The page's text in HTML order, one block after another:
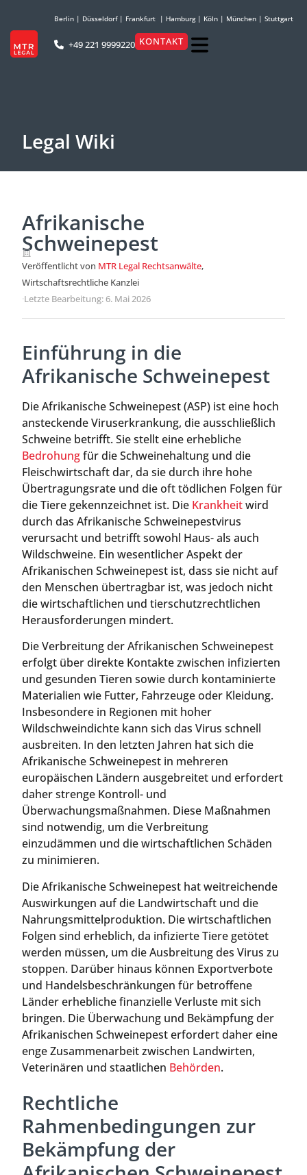
Berlin | Düsseldorf| Frankfurt | Hamburg| Köln | München | Stuttgart
+49 221 9999220 KONTAKT
Legal Wiki
Afrikanische
Schweinepest
Veröffentlicht von MTR Legal Rechtsanwälte,
Wirtschaftsrechtliche Kanzlei
·Letzte Bearbeitung: 6. Mai 2026
Einführung in die
Afrikanische Schweinepest
Die Afrikanische Schweinepest (ASP) ist eine hoch
ansteckende Viruserkrankung, die ausschließlich
Schweine betrifft. Sie stellt eine erhebliche
Bedrohungfür die Schweinehaltung und die
Fleischwirtschaft dar, da sie durch ihre hohe
Übertragungsrate und die oft tödlichen Folgen für
die Tiere gekennzeichnet ist. Die Krankheitwird
durch das Afrikanische Schweinepestvirus
verursacht und betrifft sowohl Haus- als auch
Wildschweine. Ein wesentlicher Aspekt der
Afrikanischen Schweinepest ist, dass sie nicht auf
den Menschen übertragbar ist, was jedoch nicht
die wirtschaftlichen und tierschutzrechtlichen
Herausforderungen mindert.
Die Verbreitung der Afrikanischen Schweinepest
erfolgt über direkte Kontakte zwischen infizierten
und gesunden Tieren sowie durch kontaminierte
Materialien wie Futter, Fahrzeuge oder Kleidung.
Insbesondere in Regionen mit hoher
Wildschweindichte kann sich das Virus schnell
ausbreiten. In den letzten Jahren hat sich die
Afrikanische Schweinepest in mehreren
europäischen Ländern ausgebreitet und erfordert
daher strenge Kontroll- und
Überwachungsmaßnahmen. Diese Maßnahmen
sind notwendig, um die Verbreitung
einzudämmen und die wirtschaftlichen Schäden
zu minimieren.
Die Afrikanische Schweinepest hat weitreichende
Auswirkungen auf die Landwirtschaft und die
Nahrungsmittelproduktion. Die wirtschaftlichen
Folgen sind erheblich, da infizierte Tiere getötet
werden müssen, um die Ausbreitung des Virus zu
stoppen. Darüber hinaus können Exportverbote
und Handelsbeschränkungen für betroffene
Länder erhebliche finanzielle Verluste mit sich
bringen. Die Überwachung und Bekämpfung der
Afrikanischen Schweinepest erfordert daher eine
enge Zusammenarbeit zwischen Landwirten,
Veterinären und staatlichen Behörden.
Rechtliche
Rahmenbedingungen zur
Bekämpfung der